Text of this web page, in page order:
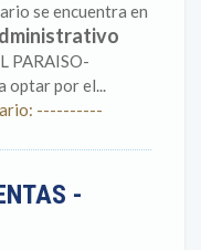
se encuentra en
PARAISO-
optar por el...
----------
-